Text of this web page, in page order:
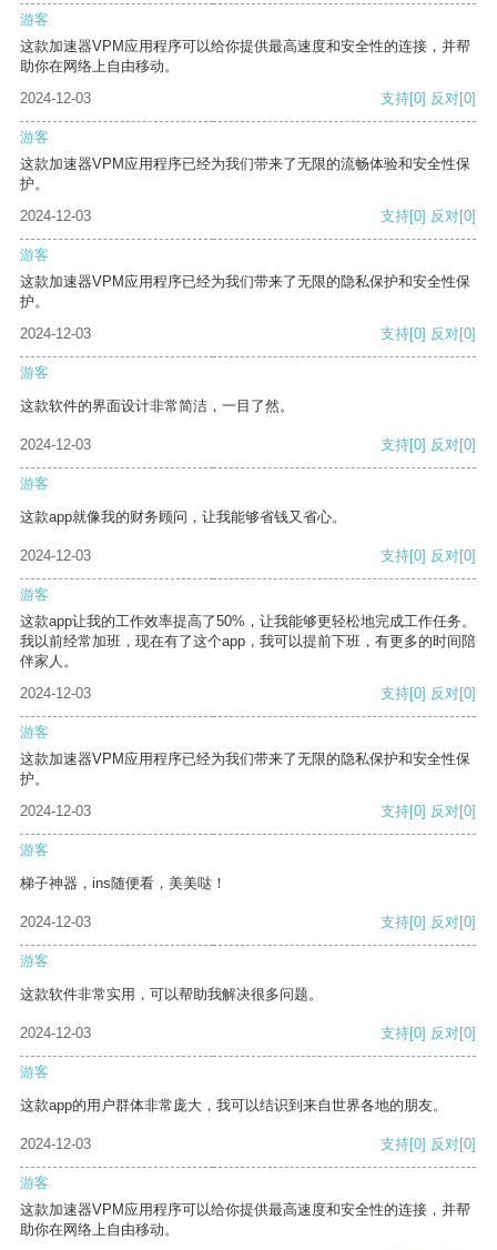
游客
这款加速器VPM应用程序可以给你提供最高速度和安全性的连接，并帮
助你在网络上自由移动。
2024-12-03
支持[0] 反对[0]
游客
这款加速器VPM应用程序已经为我们带来了无限的流畅体验和安全性保
护。
2024-12-03
支持[0] 反对[0]
游客
这款加速器VPM应用程序已经为我们带来了无限的隐私保护和安全性保
护。
2024-12-03
支持[0] 反对[0]
游客
这款软件的界面设计非常简洁，一目了然。
2024-12-03 支持[0] 反对[0]
游客
这款app就像我的财务顾问，让我能够省钱又省心。
2024-12-03 支持[0] 反对[0]
游客
这款app让我的工作效率提高了50%，让我能够更轻松地完成工作任务。
我以前经常加班，现在有了这个app，我可以提前下班，有更多的时间陪
伴家人。
2024-12-03
支持[0] 反对[0]
游客
这款加速器VPM应用程序已经为我们带来了无限的隐私保护和安全性保
护。
2024-12-03
支持[0] 反对[0]
游客
梯子神器，ins随便看，美美哒！
2024-12-03 支持[0] 反对[0]
游客
这款软件非常实用，可以帮助我解决很多问题。
2024-12-03 支持[0] 反对[0]
游客
这款app的用户群体非常庞大，我可以结识到来自世界各地的朋友。
2024-12-03 支持[0] 反对[0]
游客
这款加速器VPM应用程序可以给你提供最高速度和安全性的连接，并帮
助你在网络上自由移动。